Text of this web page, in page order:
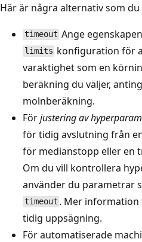
Här är några alternativ som du
timeout Ange
limits konfiguration för
varaktighet som en
beräkning du väljer,
molnberäkning.
Förjustering av
för tidig avslutning från
för medianstopp eller en
Om du vill kontrollera
använder du parametrar
timeout . Mer
tidig uppsägning.
För automatiserade